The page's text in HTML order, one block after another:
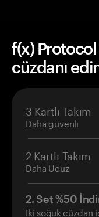
f(x)
cüzdanı
3 Kartlı Takım
Daha güvenli
2 Kartlı Takım
Daha Ucuz
2. Set %50
İki soğuk cüzdan